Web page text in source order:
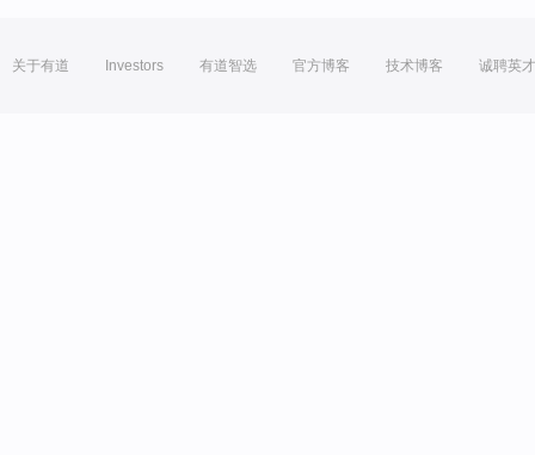
关于有道 Investors 有道智选 官方博客 技术博客 诚聘英才